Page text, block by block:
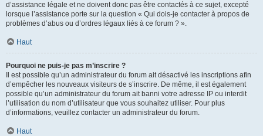
d’assistance légale et ne doivent donc pas être contactés à ce sujet, excepté
lorsque l’assistance porte sur la question « Qui dois-je contacter à propos de
problèmes d’abus ou d’ordres légaux liés à ce forum ? ».
Haut
Pourquoi ne puis-je pas m’inscrire ?
Il est possible qu’un administrateur du forum ait désactivé les inscriptions afin
d’empêcher les nouveaux visiteurs de s’inscrire. De même, il est également
possible qu’un administrateur du forum ait banni votre adresse IP ou interdit
l’utilisation du nom d’utilisateur que vous souhaitez utiliser. Pour plus
d’informations, veuillez contacter un administrateur du forum.
Haut